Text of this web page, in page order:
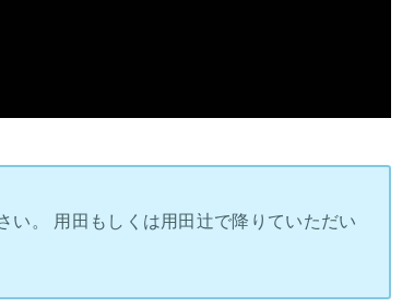
い。 用田もしくは用田辻で降りていただい